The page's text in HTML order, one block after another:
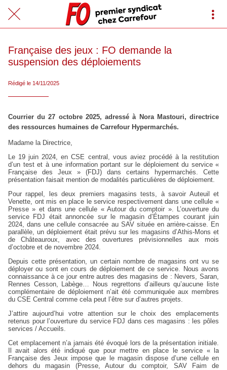
Française des jeux : FO demande la
suspension des déploiements
Rédigé le 14/11/2025
Courrier du 27 octobre 2025, adressé à Nora Mastouri, directrice
des ressources humaines de Carrefour Hypermarchés.
Madame la Directrice,
Le 19 juin 2024, en CSE central, vous aviez procédé à la restitution
d’un test et à une information portant sur le déploiement du service «
Française des Jeux » (FDJ) dans certains hypermarchés. Cette
présentation faisait mention de modalités particulières de déploiement.
Pour rappel, les deux premiers magasins tests, à savoir Auteuil et
Venette, ont mis en place le service respectivement dans une cellule «
Presse » et dans une cellule « Autour du comptoir ». L’ouverture du
service FDJ était annoncée sur le magasin d’Étampes courant juin
2024, dans une cellule consacrée au SAV située en arrière-caisse. En
parallèle, un déploiement était prévu sur les magasins d’Athis-Mons et
de Châteauroux, avec des ouvertures prévisionnelles aux mois
d’octobre et de novembre 2024.
Depuis cette présentation, un certain nombre de magasins ont vu se
déployer ou sont en cours de déploiement de ce service. Nous avons
connaissance à ce jour entre autres des magasins de : Nevers, Saran,
Rennes Cesson, Labège… Nous regrettons d’ailleurs qu’aucune liste
complémentaire de déploiement n’ait été communiquée aux membres
du CSE Central comme cela peut l’être sur d’autres projets.
J’attire aujourd’hui votre attention sur le choix des emplacements
retenus pour l’ouverture du service FDJ dans ces magasins : les pôles
services / Accueils.
Cet emplacement n’a jamais été évoqué lors de la présentation initiale.
Il avait alors été indiqué que pour mettre en place le service « la
Française des Jeux impose que le magasin dispose d’une cellule en
dehors du magasin (Presse, Autour du comptoir, SAV Faim de